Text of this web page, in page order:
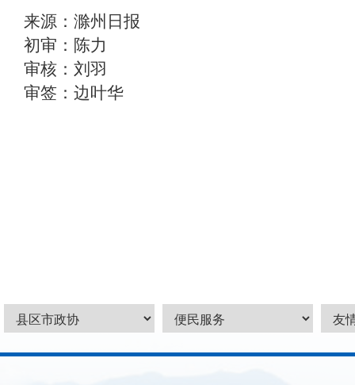
来源：滁州日报
初审：陈力
审核：刘羽
审签：边叶华